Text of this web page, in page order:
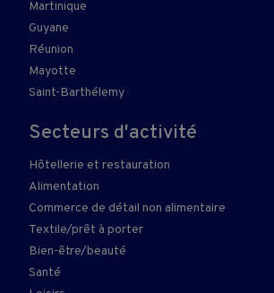
Martinique
Guyane
Réunion
Mayotte
Saint-Barthélemy
Secteurs d'activité
Hôtellerie et restauration
Alimentation
Commerce de détail non alimentaire
Textile/prêt à porter
Bien-être/beauté
Santé